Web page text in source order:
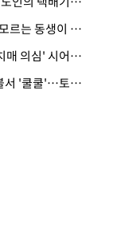
· "20년 병수발했는데 얼굴도 모르는 동생이 유산 절반을"…배다른 형제 상속권 있을까
· 냄비 태우고 욕실 물바다…'치매 의심' 시어머니 검사 권유했다가 '날벼락'
· 새벽 식당 몰래 들어와 테이블서 '쿨쿨'…토사물 남기고 사라진 남성